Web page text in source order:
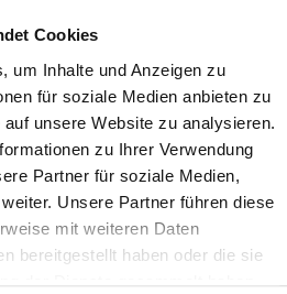
Cookies
um Inhalte und Anzeigen zu
für soziale Medien anbieten zu
unsere Website zu analysieren.
zu Ihrer Verwendung
Partner für soziale Medien,
Unsere Partner führen diese
mit weiteren Daten
bereitgestellt haben oder die sie
2015,